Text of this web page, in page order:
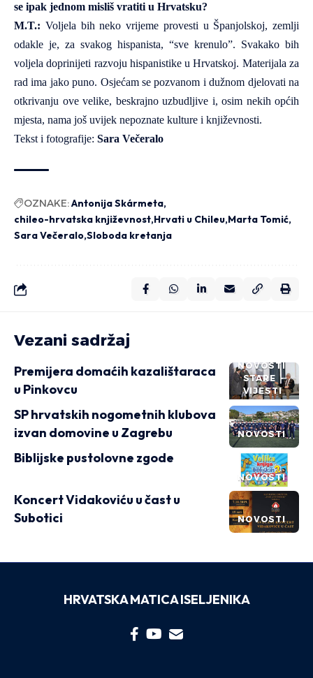
se ipak jednom misliš vratiti u Hrvatsku?
M.T.: Voljela bih neko vrijeme provesti u Španjolskoj, zemlji
odakle je, za svakog hispanista, “sve krenulo”. Svakako bih
voljela doprinijeti razvoju hispanistike u Hrvatskoj. Materijala za
rad ima jako puno. Osjećam se pozvanom i dužnom djelovati na
otkrivanju ove velike, beskrajno uzbudljive i, osim nekih općih
mjesta, nama još uvijek nepoznate kulture i književnosti.
Tekst i fotografije: Sara Večeralo
OZNAKE:Antonija Skármeta
chileo-hrvatska književnost Hrvati u Chileu Marta Tomić
Sara Večeralo Sloboda kretanja
Vezani sadržaj
NOVOSTI
STARE
VIJESTI
Premijera domaćih kazalištaraca
u Pinkovcu
NOVOSTI
SP hrvatskih nogometnih klubova
izvan domovine u Zagrebu
NOVOSTI
Biblijske pustolovne zgode
NOVOSTI
Koncert Vidakoviću u čast u
Subotici
HRVATSKA MATICA ISELJENIKA